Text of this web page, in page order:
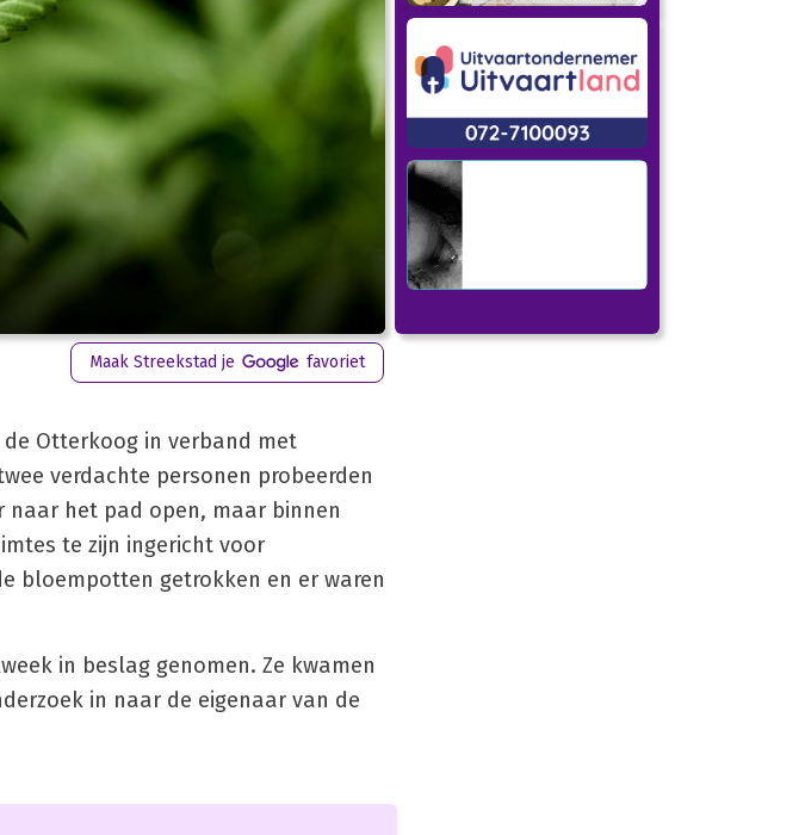
Maak Streekstad je favoriet
Otterkoog in verband met
verdachte personen probeerden
het pad open, maar binnen
te zijn ingericht voor
bloempotten getrokken en er waren
in beslag genomen. Ze kwamen
in naar de eigenaar van de